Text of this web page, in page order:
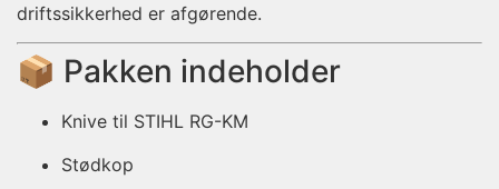
driftssikkerhed er afgørende.
📦 Pakken indeholder
Knive til STIHL RG-KM
Stødkop